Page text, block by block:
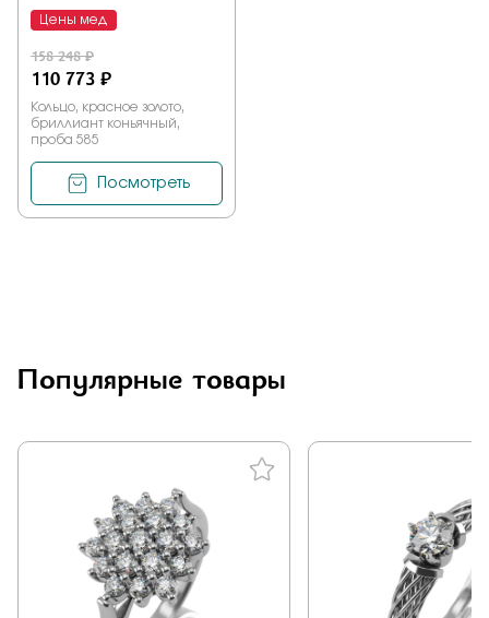
Цены мед
158 248 ₽
110 773 ₽
Кольцо, красное золото,
бриллиант коньячный,
проба 585
Посмотреть
Популярные товары